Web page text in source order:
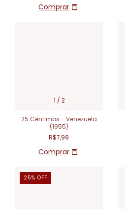
1 / 2
25 Céntimos - Venezuela
(1955)
R$7,99
25% OFF